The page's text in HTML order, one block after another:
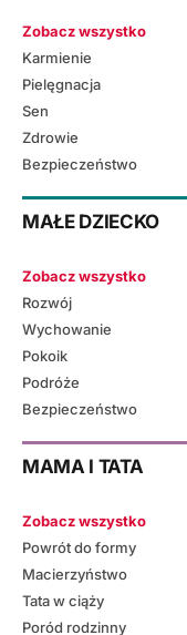
Zobacz wszystko
Karmienie
Pielęgnacja
Sen
Zdrowie
Bezpieczeństwo
MAŁE DZIECKO
Zobacz wszystko
Rozwój
Wychowanie
Pokoik
Podróże
Bezpieczeństwo
MAMA I TATA
Zobacz wszystko
Powrót do formy
Macierzyństwo
Tata w ciąży
Poród rodzinny